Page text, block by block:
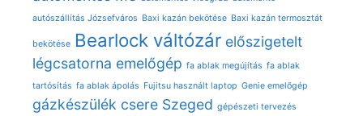
autószállítás Józsefváros Baxi kazán bekötése Baxi kazán termosztát
bekötése Bearlock váltózár előszigetelt
légcsatorna emelőgép fa ablak megújítás fa ablak
tartósítás fa ablak ápolás Fujitsu használt laptop Genie emelőgép
gázkészülék csere Szeged gépészeti tervezés